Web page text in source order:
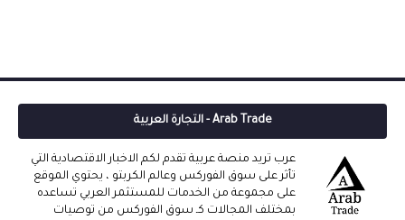
Arab Trade - التجارة العربية
عرب تريد منصة عربية تقدم لكم الاخبار الاقتصادية التي
تأثر على سوق الفوركس وعالم الكربتو ، يحتوي الموقع
على مجموعة من الخدمات للمستثمر العربي تساعده
بمختلف المجالات كـ سوق الفوركس من توصيات